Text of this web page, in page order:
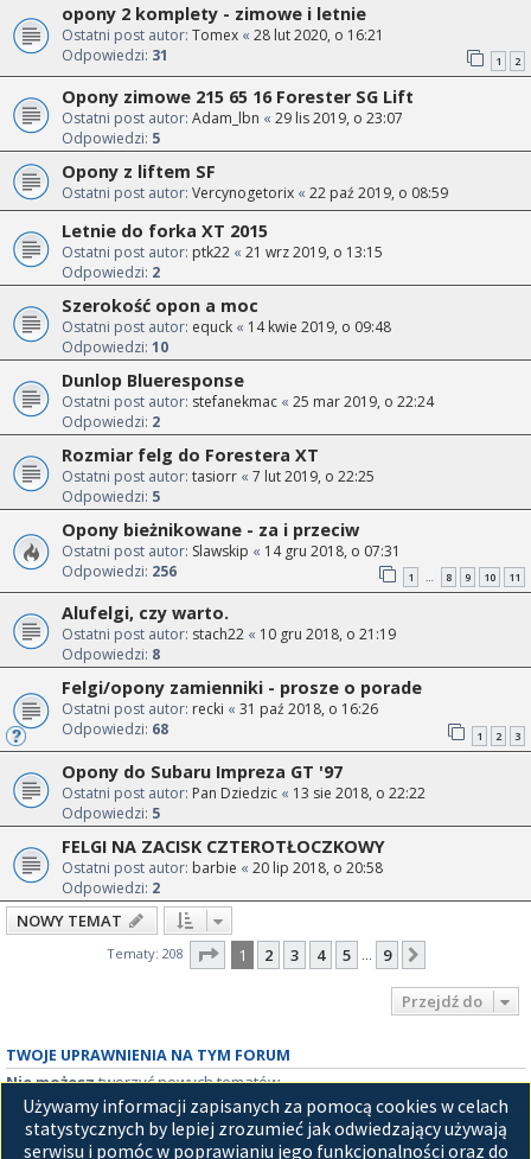
opony 2 komplety - zimowe i letnie
Ostatni post autor: Tomex « 28 lut 2020, o 16:21
Odpowiedzi: 31 1 2
Opony zimowe 215 65 16 Forester SG Lift
Ostatni post autor: Adam_lbn « 29 lis 2019, o 23:07
Odpowiedzi: 5
Opony z liftem SF
Ostatni post autor: Vercynogetorix « 22 paź 2019, o 08:59
Letnie do forka XT 2015
Ostatni post autor: ptk22 « 21 wrz 2019, o 13:15
Odpowiedzi: 2
Szerokość opon a moc
Ostatni post autor: equck « 14 kwie 2019, o 09:48
Odpowiedzi: 10
Dunlop Blueresponse
Ostatni post autor: stefanekmac « 25 mar 2019, o 22:24
Odpowiedzi: 2
Rozmiar felg do Forestera XT
Ostatni post autor: tasiorr « 7 lut 2019, o 22:25
Odpowiedzi: 5
Opony bieżnikowane - za i przeciw
Ostatni post autor: Slawskip « 14 gru 2018, o 07:31
Odpowiedzi: 256 1 … 8 9 10 11
Alufelgi, czy warto.
Ostatni post autor: stach22 « 10 gru 2018, o 21:19
Odpowiedzi: 8
Felgi/opony zamienniki - prosze o porade
Ostatni post autor: recki « 31 paź 2018, o 16:26
Odpowiedzi: 68 1 2 3
Opony do Subaru Impreza GT '97
Ostatni post autor: Pan Dziedzic « 13 sie 2018, o 22:22
Odpowiedzi: 5
FELGI NA ZACISK CZTEROTŁOCZKOWY
Ostatni post autor: barbie « 20 lip 2018, o 20:58
Odpowiedzi: 2
NOWY TEMAT
Tematy: 208 Strona z9
1 2 3 4 5 … 9
Przejdź do
TWOJE UPRAWNIENIA NA TYM FORUM
Nie możesztworzyć nowych tematów
Nie możeszodpowiadać w tematach
Nie możeszzmieniać swoich postów
Nie możeszusuwać swoich postów
Używamy informacji zapisanych za pomocą cookies w celach
statystycznych by lepiej zrozumieć jak odwiedzający używają
serwisu i pomóc w poprawianiu jego funkcjonalności oraz do